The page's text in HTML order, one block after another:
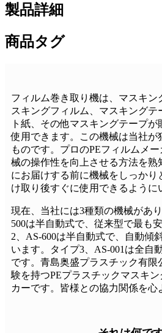
製品詳細
商品タグ
フィルム巻き取り機は、マスキン
スキングフィルム、マスキングテ
ト紙、その他マスキングテープ
使用できます。この機械は当社が
ものです。プロのPEフィルムメ
械の操作性を向上させる方法を熟
にお届けする前に機械をしっかり
け取り後すぐに使用できるように
現在、当社には3種類の機械があ
500は半自動式で、従来型で最も
2、AS-600は半自動式で、自動傾
います。タイプ3、AS-001は全自
です。青島奥盛プラスチック有限
験を持つPEプラスチックマスキ
カーです。皆様との協力関係を心